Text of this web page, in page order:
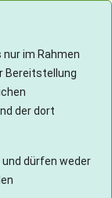
im Rahmen
Bereitstellung
der dort
dürfen weder
Württemberg e.V.
nur